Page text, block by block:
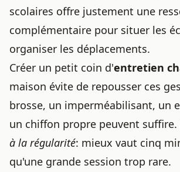
scolaires offre justement une
complémentaire pour situer les
organiser les déplacements.
Créer un petit coin d'entretien
maison évite de repousser ces
brosse, un imperméabilisant, un
un chiffon propre peuvent suffire.
à la régularité: mieux vaut cinq
qu'une grande session trop rare.